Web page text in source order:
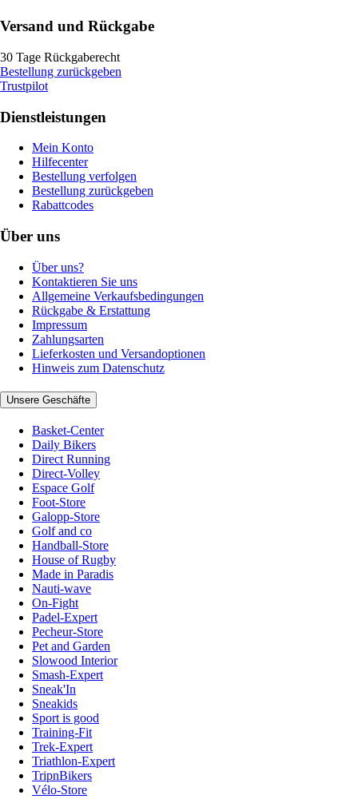
Versand und Rückgabe
30 Tage Rückgaberecht
Bestellung zurückgeben
Trustpilot
Dienstleistungen
Mein Konto
Hilfecenter
Bestellung verfolgen
Bestellung zurückgeben
Rabattcodes
Über uns
Über uns?
Kontaktieren Sie uns
Allgemeine Verkaufsbedingungen
Rückgabe & Erstattung
Impressum
Zahlungsarten
Lieferkosten und Versandoptionen
Hinweis zum Datenschutz
Unsere Geschäfte
Basket-Center
Daily Bikers
Direct Running
Direct-Volley
Espace Golf
Foot-Store
Galopp-Store
Golf and co
Handball-Store
House of Rugby
Made in Paradis
Nauti-wave
On-Fight
Padel-Expert
Pecheur-Store
Pet and Garden
Slowood Interior
Smash-Expert
Sneak'In
Sneakids
Sport is good
Training-Fit
Trek-Expert
Triathlon-Expert
TripnBikers
Vélo-Store